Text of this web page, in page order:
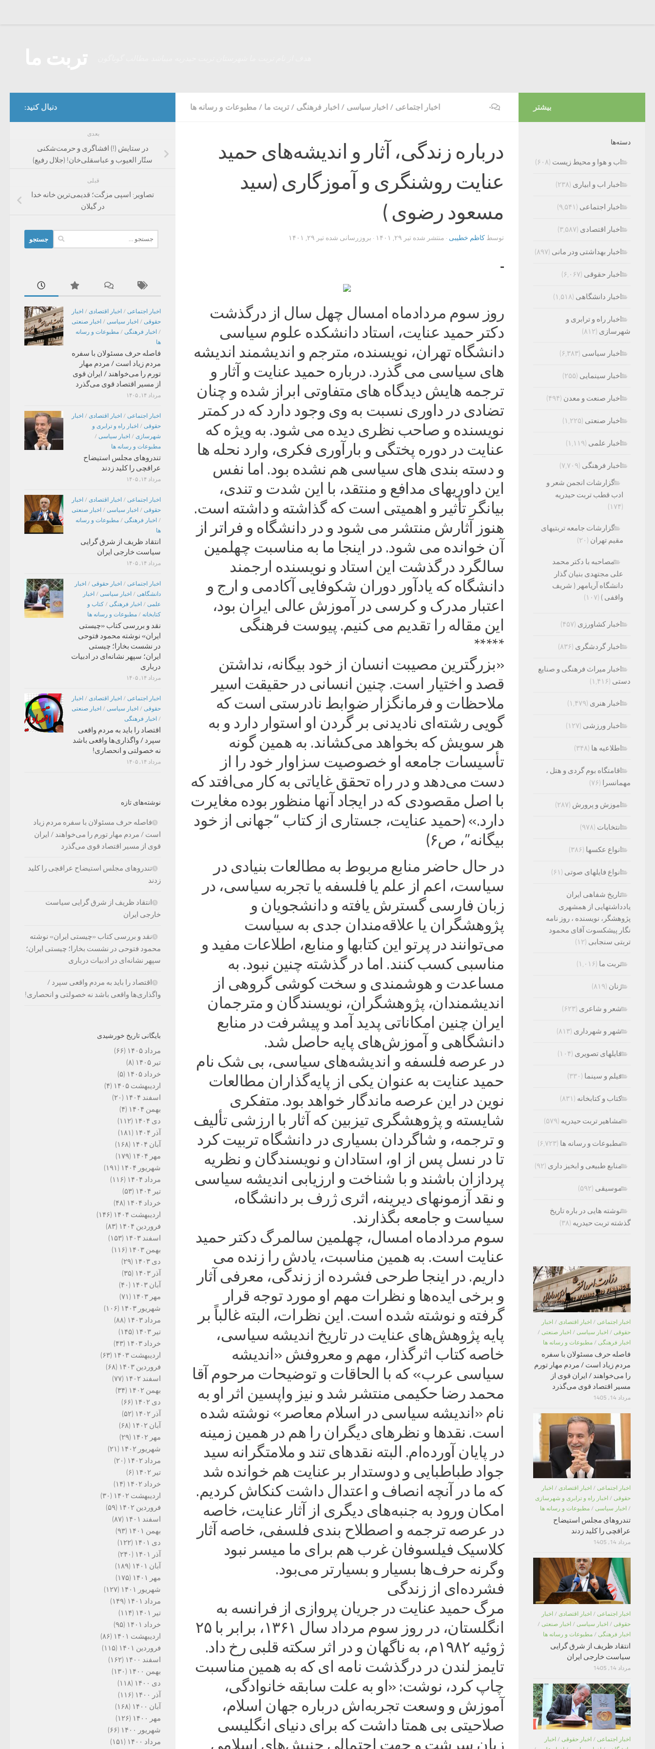
اخبار اجتماعی / اخبار سیاسی / اخبار فرهنگی / تربت ما / مطبوعات و رسانه ها ۰
درباره زندگی، آثار و اندیشه‌های حمید
عنایت روشنگری و آموزگاری (سید
مسعود رضوی )
توسط کاظم خطیبی · منتشر شده تیر ۲۹, ۱۴۰۱ · بروزرسانی شده تیر ۲۹, ۱۴۰۱
روز سوم مردادماه امسال چهل سال از درگذشت
دکتر حمید عنایت، استاد دانشکده علوم سیاسی
دانشگاه تهران، نویسنده، مترجم و اندیشمند اندیشه
های سیاسی می گذرد. درباره حمید عنایت و آثار و
ترجمه هایش دیدگاه های متفاوتی ابراز شده و چنان
تضادی در داوری نسبت به وی وجود دارد که در کمتر
نویسنده و صاحب نظری دیده می شود. به ویژه که
عنایت در دوره پختگی و بارآوری فکری، وارد نحله ها
و دسته بندی های سیاسی هم نشده بود. اما نفس
این داوریهای مدافع و منتقد، با این شدت و تندی،
بیانگر تأثیر و اهمیتی است که گذاشته و داشته است.
هنوز آثارش منتشر می شود و در دانشگاه و فراتر از
آن خوانده می شود. در اینجا ما به مناسبت چهلمین
سالگرد درگذشت این استاد و نویسنده ارجمند
دانشگاه که یادآور دوران شکوفایی آکادمی و ارج و
اعتبار مدرک و کرسی در آموزش عالی ایران بود،
این مقاله را تقدیم می کنیم. پیوست فرهنگی
*****
«بزرگترین مصیبت انسان از خود بیگانه، نداشتن
قصد و اختیار است. چنین انسانی در حقیقت اسیر
ملاحظات و فرمانگزار ضوابط نادرستی است که
گویی رشته‌ای نادیدنی بر گردن او استوار دارد و به
هر سویش که بخواهد می‌کشاند. به همین گونه
تأسیسات جامعه او خصوصیت سزاوار خود را از
دست می‌دهد و در راه تحقق غایاتی به کار می‌افتد که
با اصل مقصودی که در ایجاد آنها منظور بوده مغایرت
دارد.» (حمید عنایت، جستاری از کتاب “جهانی از خود
بیگانه”، ص۶)
در حال حاضر منابع مربوط به مطالعات بنیادی در
سیاست، اعم از علم یا فلسفه یا تجربه سیاسی، در
زبان فارسی گسترش یافته و دانشجویان و
پژوهشگران یا علاقه‌مندان جدی به سیاست
می‌توانند در پرتو این کتابها و منابع، اطلاعات مفید و
مناسبی کسب کنند. اما در گذشته چنین نبود. به
مساعدت و هوشمندی و سخت کوشی گروهی از
اندیشمندان، پژوهشگران، نویسندگان و مترجمان
ایران چنین امکاناتی پدید آمد و پیشرفت در منابع
دانشگاهی و آموزش‌های پایه حاصل شد.
در عرصه فلسفه و اندیشه‌های سیاسی، بی شک نام
حمید عنایت به عنوان یکی از پایه‌گذاران مطالعات
نوین در این عرصه ماندگار خواهد بود. متفکری
شایسته و پژوهشگری تیزبین که آثار با ارزشی تألیف
و ترجمه، و شاگردان بسیاری در دانشگاه تربیت کرد
تا در نسل پس از او، استادان و نویسندگان و نظریه
پردازان باشند و با شناخت و ارزیابی اندیشه سیاسی
و نقد آزمونهای دیرینه، اثری ژرف بر دانشگاه،
سیاست و جامعه بگذارند.
سوم مردادماه امسال، چهلمین سالمرگ دکتر حمید
عنایت است. به همین مناسبت، یادش را زنده می
داریم. در اینجا طرحی فشرده از زندگی، معرفی آثار
و برخی ایده‌ها و نظرات مهم او مورد توجه قرار
گرفته و نوشته شده است. این نظرات، البته غالباً بر
پایه پژوهش‌های عنایت در تاریخ اندیشه سیاسی،
خاصه کتاب اثرگذار، مهم و معروفش «اندیشه
سیاسی عرب» که با الحاقات و توضیحات مرحوم آقا
محمد رضا حکیمی منتشر شد و نیز واپسین اثر او به
نام «اندیشه سیاسی در اسلام معاصر» نوشته شده
است. نقدها و نظرهای دیگران را هم در همین زمینه
در پایان آورده‌ام. البته نقدهای تند و ملامتگرانه سید
جواد طباطبایی و دوستدار بر عنایت هم خوانده شد
که ما در آنچه انصاف و اعتدال داشت کنکاش کردیم.
امکان ورود به جنبه‌های دیگری از آثار عنایت، خاصه
در عرصه ترجمه و اصطلاح بندی فلسفی، خاصه آثار
کلاسیک فیلسوفان غرب هم برای ما میسر نبود
وگرنه حرف‌ها بسیار و بسیارتر می‌بود.
فشرده‌ای از زندگی
مرگ حمید عنایت در جریان پروازی از فرانسه به
انگلستان، در روز سوم مرداد سال ۱۳۶۱، برابر با ۲۵
ژوئیه ۱۹۸۲م، به ناگهان و در اثر سکته قلبی رخ داد.
تایمز لندن در درگذشت نامه ای که به همین مناسبت
چاپ کرد، نوشت: «او به علت سابقه خانوادگی،
آموزش و وسعت تجربه‌اش درباره جهان اسلام،
صلاحیتی بی همتا داشت که برای دنیای انگلیسی
زبان سرشت و جهت احتمالی جنبش‌های اسلامی
دنبال کنید:
بعدی
در ستایش (!) افشاگری و حرمت‌شکنی
ستّار العیوب و عباسقلی‌خان! (جلال رفیع)
قبلی
تصاویر: اسپی مزگت؛ قدیمی‌ترین خانه خدا
در گیلان
برای:
اخبار اجتماعی / اخبار اقتصادی / اخبار
حقوقی / اخبار سیاسی / اخبار صنعتی
/ اخبار فرهنگی / مطبوعات و رسانه
ها
فاصله حرف مسئولان با سفره
مردم زیاد است / مردم مهار
تورم را می‌خواهند / ایران قوی
از مسیر اقتصاد قوی می‌گذرد
مرداد ۱۴, ۱۴۰۵
اخبار اجتماعی / اخبار اقتصادی / اخبار
حقوقی / اخبار راه و ترابری و
شهرسازی / اخبار سیاسی /
مطبوعات و رسانه ها
تندروهای مجلس استیضاح
عراقچی را کلید زدند
مرداد ۱۴, ۱۴۰۵
اخبار اجتماعی / اخبار اقتصادی / اخبار
حقوقی / اخبار سیاسی / اخبار صنعتی
/ اخبار فرهنگی / مطبوعات و رسانه
ها
انتقاد ظریف از شرق گرایی
سیاست خارجی ایران
مرداد ۱۴, ۱۴۰۵
اخبار اجتماعی / اخبار حقوقی / اخبار
دانشگاهی / اخبار سیاسی / اخبار
علمی / اخبار فرهنگی / کتاب و
کتابخانه / مطبوعات و رسانه ها
نقد و بررسی کتاب «چیستی
ایران» نوشته محمود فتوحی
در نشست بخارا؛ چیستی
ایران؛ سپهر نشانه‌ای در ادبیات
درباری
مرداد ۱۴, ۱۴۰۵
اخبار اجتماعی / اخبار اقتصادی / اخبار
حقوقی / اخبار سیاسی / اخبار صنعتی
/ اخبار فرهنگی
اقتصاد را باید به مردم واقعی
سپرد / واگذاری‌ها واقعی باشد
نه خصولتی و انحصاری!
مرداد ۱۴, ۱۴۰۵
نوشته‌های تازه
فاصله حرف مسئولان با سفره مردم زیاد
است / مردم مهار تورم را می‌خواهند / ایران
قوی از مسیر اقتصاد قوی می‌گذرد
تندروهای مجلس استیضاح عراقچی را کلید
زدند
انتقاد ظریف از شرق گرایی سیاست
خارجی ایران
نقد و بررسی کتاب «چیستی ایران» نوشته
محمود فتوحی در نشست بخارا؛ چیستی ایران؛
سپهر نشانه‌ای در ادبیات درباری
اقتصاد را باید به مردم واقعی سپرد /
واگذاری‌ها واقعی باشد نه خصولتی و انحصاری!
بایگانی تاریخ خورشیدی
مرداد ۱۴۰۵
(۶۶)
تیر ۱۴۰۵
(۸)
خرداد ۱۴۰۵
(۵)
اردیبهشت ۱۴۰۵
(۴)
اسفند ۱۴۰۴
(۲۰)
بهمن ۱۴۰۴
(۴)
دی ۱۴۰۴
(۱۱۲)
آذر ۱۴۰۴
(۱۸۱)
آبان ۱۴۰۴
(۱۶۸)
مهر ۱۴۰۴
(۱۷۹)
شهریور ۱۴۰۴
(۱۹۱)
مرداد ۱۴۰۴
(۱۱۶)
تیر ۱۴۰۴
(۵۳)
خرداد ۱۴۰۴
(۴۸)
اردیبهشت ۱۴۰۴
(۱۴۶)
فروردین ۱۴۰۴
(۸۳)
اسفند ۱۴۰۳
(۱۵۳)
بهمن ۱۴۰۳
(۱۱۶)
دی ۱۴۰۳
(۲۹)
آذر ۱۴۰۳
(۳۵)
آبان ۱۴۰۳
(۴۰)
مهر ۱۴۰۳
(۷۱)
شهریور ۱۴۰۳
(۱۰۶)
مرداد ۱۴۰۳
(۸۸)
تیر ۱۴۰۳
(۱۴۵)
خرداد ۱۴۰۳
(۴۳)
اردیبهشت ۱۴۰۳
(۶۳)
فروردین ۱۴۰۳
(۶۸)
اسفند ۱۴۰۲
(۷۷)
بهمن ۱۴۰۲
(۳۴)
دی ۱۴۰۲
(۶۶)
آذر ۱۴۰۲
(۵۲)
آبان ۱۴۰۲
(۶۸)
مهر ۱۴۰۲
(۲۹)
شهریور ۱۴۰۲
(۲۱)
مرداد ۱۴۰۲
(۲۰)
تیر ۱۴۰۲
(۶)
خرداد ۱۴۰۲
(۱۴)
اردیبهشت ۱۴۰۲
(۳۰)
فروردین ۱۴۰۲
(۵۹)
اسفند ۱۴۰۱
(۸۷)
بهمن ۱۴۰۱
(۹۳)
دی ۱۴۰۱
(۱۲۲)
آذر ۱۴۰۱
(۲۴۰)
آبان ۱۴۰۱
(۱۸۹)
مهر ۱۴۰۱
(۱۷۵)
شهریور ۱۴۰۱
(۱۲۷)
مرداد ۱۴۰۱
(۱۴۹)
تیر ۱۴۰۱
(۱۱۴)
خرداد ۱۴۰۱
(۹۵)
اردیبهشت ۱۴۰۱
(۸۶)
فروردین ۱۴۰۱
(۱۱۵)
اسفند ۱۴۰۰
(۱۶۲)
بهمن ۱۴۰۰
(۱۳۰)
دی ۱۴۰۰
(۱۱۸)
آذر ۱۴۰۰
(۱۱۶)
آبان ۱۴۰۰
(۱۶۸)
مهر ۱۴۰۰
(۱۲۶)
شهریور ۱۴۰۰
(۶۶)
مرداد ۱۴۰۰
(۱۵۱)
بیشتر
دسته‌ها
اب و هوا و محیط زیست (۶۰۸)
اخبار اب و ابیاری (۲۳۸)
اخبار اجتماعی (۹,۵۴۱)
اخبار اقتصادی (۳,۵۸۷)
اخبار بهداشتی ودر مانی (۸۹۷)
اخبار حقوقی (۶,۰۶۷)
اخبار دانشگاهی (۱,۵۱۸)
اخبار راه و ترابری و
شهرسازی (۸۱۲)
اخبار سیاسی (۶,۳۸۳)
اخبار سینمایی (۲۵۵)
اخبار صنعت و معدن (۴۹۴)
اخبار صنعتی (۱,۲۲۵)
اخبار علمی (۱,۱۱۹)
اخبار فرهنگی (۷,۷۰۹)
گزارشات انجمن شعر و
ادب قطب تربت حیدریه
(۱۷۴)
گزارشات جامعه تربتیهای
مقیم تهران (۲۰)
مصاحبه با دکتر محمد
علی مجتهدی بنیان گذار
دانشگاه آریامهر ( شریف
واقفی ) (۱۰۷)
اخبار کشاورزی (۴۵۷)
اخبار گردشگری (۸۳۶)
اخبار میراث فرهنگی و صنایع
دستی (۱,۴۱۶)
اخبار هنری (۱,۴۷۹)
اخبار ورزشی (۱۲۷)
اطلاعیه ها (۳۴۸)
اقامتگاه بوم گردی و هتل ،
مهمانسرا (۷۶)
اموزش و پرورش (۲۸۷)
انتخابات (۹۷۸)
انواع عکسها (۳۸۶)
انواع فایلهای صوتی (۶۱)
تاریخ شفاهی ایران
یادداشتهایی از همشهری
پژوهشگر، نویسنده ، روز نامه
نگار پیشکسوت آقای محمود
تربتی سنجابی (۱۲)
تربت ما (۱,۰۱۶)
زنان (۸۱۹)
شعر و شاعری (۶۲۳)
شهر و شهرداری (۸۱۳)
فایلهای تصویری (۱۰۴)
فیلم و سینما (۳۳۰)
کتاب و کتابخانه (۸۳۱)
مشاهیر تربت حیدریه (۵۷۹)
مطبوعات و رسانه ها (۶,۷۲۳)
منابع طبیعی و ابخیز داری (۹۲)
موسیقی (۵۹۲)
نوشته هایی در باره تاریخ
گذشته تربت حیدریه (۳۸)
اخبار اجتماعی / اخبار اقتصادی / اخبار
حقوقی / اخبار سیاسی / اخبار صنعتی /
اخبار فرهنگی / مطبوعات و رسانه ها
فاصله حرف مسئولان با سفره
مردم زیاد است / مردم مهار تورم
را می‌خواهند / ایران قوی از
مسیر اقتصاد قوی می‌گذرد
مرداد 14, 1405
اخبار اجتماعی / اخبار اقتصادی / اخبار
حقوقی / اخبار راه و ترابری و شهرسازی
/ اخبار سیاسی / مطبوعات و رسانه ها
تندروهای مجلس استیضاح
عراقچی را کلید زدند
مرداد 14, 1405
اخبار اجتماعی / اخبار اقتصادی / اخبار
حقوقی / اخبار سیاسی / اخبار صنعتی /
اخبار فرهنگی / مطبوعات و رسانه ها
انتقاد ظریف از شرق گرایی
سیاست خارجی ایران
مرداد 14, 1405
اخبار اجتماعی / اخبار حقوقی / اخبار